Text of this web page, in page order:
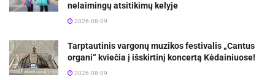
nelaimingų atsitikimų kelyje
2026-08-09
Tarptautinis vargonų muzikos festivalis „Cantus
organi“ kviečia į išskirtinį koncertą Kėdainiuose!
2026-08-09